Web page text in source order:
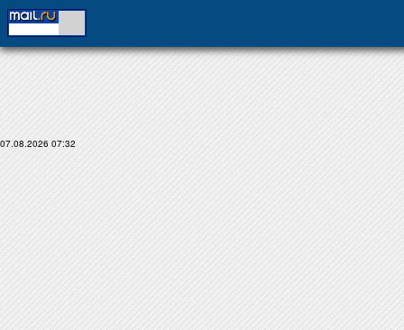
07.08.2026 07:32